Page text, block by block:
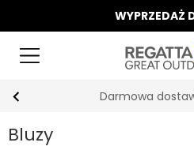
WYPRZEDAŻ
Odbierz 15%, za
Bluzy